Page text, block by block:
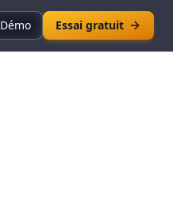
Démo Essai gratuit